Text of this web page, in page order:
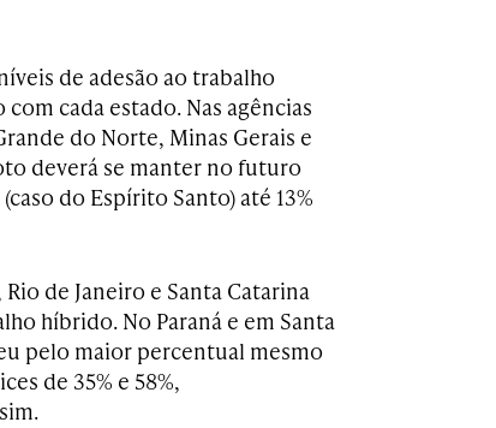
de adesão ao trabalho
cada estado. Nas agências
do Norte, Minas Gerais e
deverá se manter no futuro
do Espírito Santo) até 13%
de Janeiro e Santa Catarina
híbrido. No Paraná e em Santa
pelo maior percentual mesmo
de 35% e 58%,